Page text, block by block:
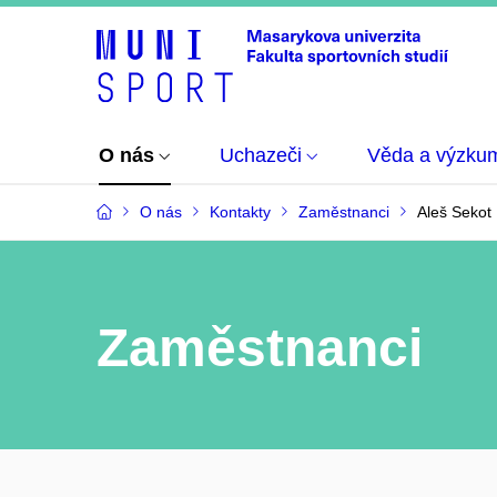
O nás Uchazeči Věda a
O nás Kontakty Zaměstnanci Aleš Sekot
Zaměstnanci